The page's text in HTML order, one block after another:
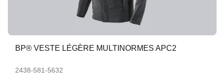
BP® VESTE LÉGÈRE MULTINORMES APC2
2438-581-5632